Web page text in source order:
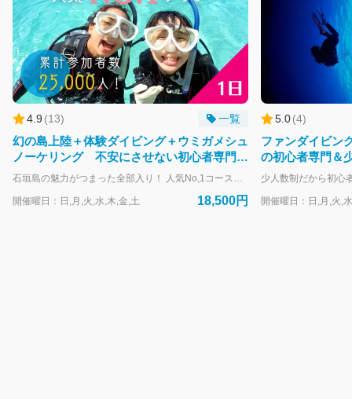
4.9 (13) 一覧
幻の島上陸＋体験ダイビング＋ウミガメシュ
ノーケリング 不安にさせない初心者専門ツ
アー＜写真無料プレゼント＞
石垣島の魅力がつまった全部入り！ 人気No,1コース！ 竹富島と小浜島の中間に位置する有名な観光スポット「幻の島」への上陸と、国立公園に認定されている「石西礁湖」のポイントで体験ダイビングが行えます。 午後からはウミガメを狙って1日で石垣島の素敵な海をご案内していくコースです！ 石垣島の海を1日中感じたい方や、様々な海遊びに挑戦したい方、限られた1日で遊び尽くしたい方、大切な方との最高の時間を長く共有したい方に1番人気のある欲張り贅沢な1日コースになります！ ★ このコースのオススメ内容 ★ ・超人気の絶景スポット！幻の島へ上陸できます。 ・泳げなくても気軽に楽しめる。 ・海のポイントは国立公園にも指定されている日本国内最大のサンゴ礁「石西礁湖」です。 ・一日で体験ダイビングとシュノーケリングを体験できる。 ・複数のポイントを利用するので違った雰囲気のある海を満喫することができる。 ・海況やご予約状況により、1日コースならではの離島遠征で特別なポイントも！
開催曜日：日,月,火,水,木,金,土 18,500円
5.0(4)
ファンダイビン
の初心者専門＆
ビングオプショ
開催曜日：日,月,火,